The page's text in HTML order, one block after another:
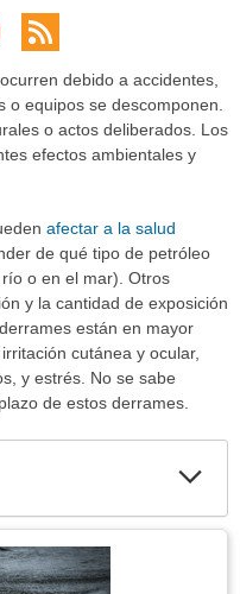
debido a accidentes,
equipos se descomponen.
o actos deliberados. Los
efectos ambientales y
afectar a la salud
de qué tipo de petróleo
o en el mar). Otros
y la cantidad de exposición
están en mayor
cutánea y ocular,
y estrés. No se sabe
de estos derrames.